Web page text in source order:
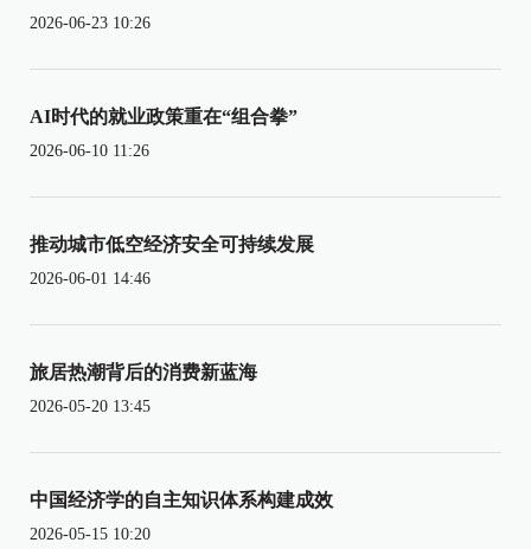
2026-06-23 10:26
AI时代的就业政策重在“组合拳”
2026-06-10 11:26
推动城市低空经济安全可持续发展
2026-06-01 14:46
旅居热潮背后的消费新蓝海
2026-05-20 13:45
中国经济学的自主知识体系构建成效
2026-05-15 10:20